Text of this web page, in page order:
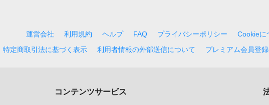
運営会社 利用規約 ヘルプ FAQ プライバシーポリシー
Cookieに
特定商取引法に基づく表示 利用者情報の外部送信について プレミアム会員登
コンテンツサービス